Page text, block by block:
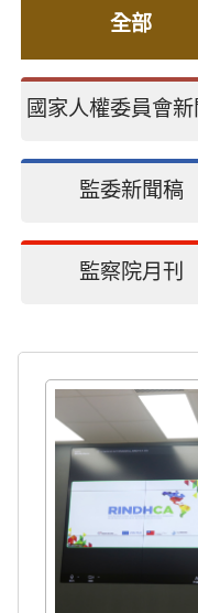
全部
國家人權委員會
監委新聞稿
監察院月刊